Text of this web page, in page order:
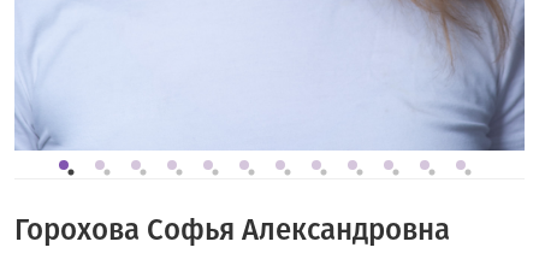
Горохова Софья Александровна